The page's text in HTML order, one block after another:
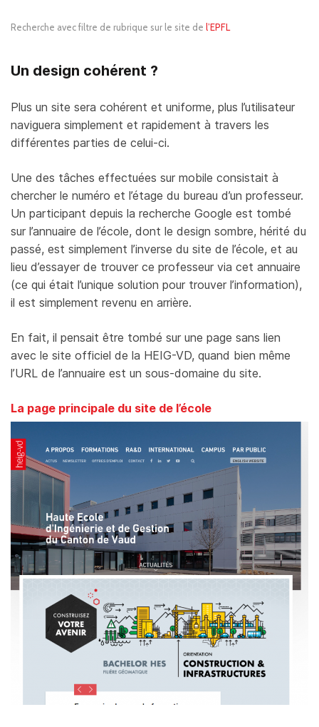
Recherche avec filtre de rubrique sur le site de l’EPFL
Un design cohérent ?
Plus un site sera cohérent et uniforme, plus l’utilisateur
naviguera simplement et rapidement à travers les
différentes parties de celui-ci.
Une des tâches effectuées sur mobile consistait à
chercher le numéro et l’étage du bureau d’un professeur.
Un participant depuis la recherche Google est tombé
sur l’annuaire de l’école, dont le design sombre, hérité du
passé, est simplement l’inverse du site de l’école, et au
lieu d’essayer de trouver ce professeur via cet annuaire
(ce qui était l’unique solution pour trouver l’information),
il est simplement revenu en arrière.
En fait, il pensait être tombé sur une page sans lien
avec le site officiel de la HEIG-VD, quand bien même
l’URL de l’annuaire est un sous-domaine du site.
La page principale du site de l’école